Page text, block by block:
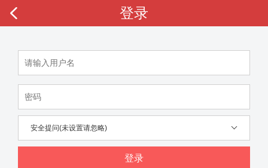
登录
安全提问(未设置请忽略)
登录